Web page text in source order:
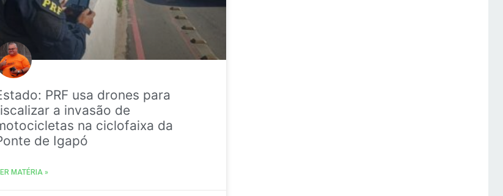
PRF usa drones para
a invasão de
na ciclofaixa da
de Igapó
MATÉRIA »